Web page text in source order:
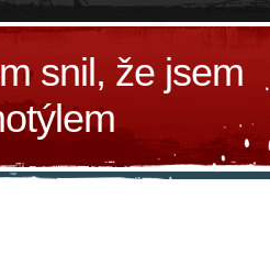
snil, že jsem